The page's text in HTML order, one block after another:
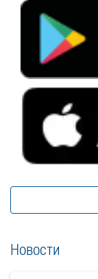
Новости